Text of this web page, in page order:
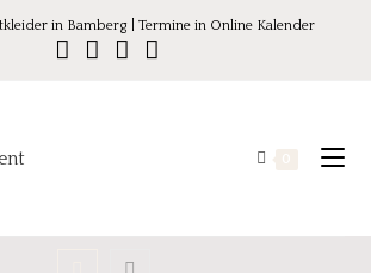
in Bamberg | Termine in Online Kalender